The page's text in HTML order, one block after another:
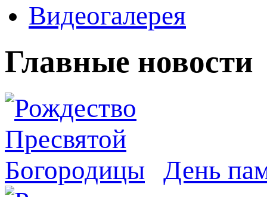
Видеогалерея
Главные новости
День